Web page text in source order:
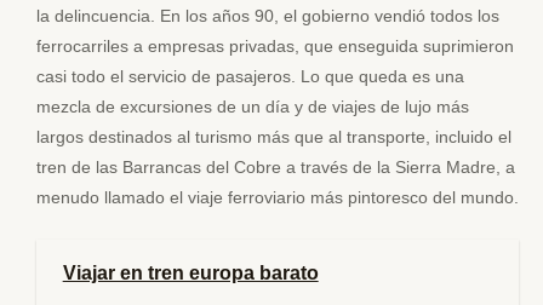
la delincuencia. En los años 90, el gobierno vendió todos los
ferrocarriles a empresas privadas, que enseguida suprimieron
casi todo el servicio de pasajeros. Lo que queda es una
mezcla de excursiones de un día y de viajes de lujo más
largos destinados al turismo más que al transporte, incluido el
tren de las Barrancas del Cobre a través de la Sierra Madre, a
menudo llamado el viaje ferroviario más pintoresco del mundo.
Viajar en tren europa barato